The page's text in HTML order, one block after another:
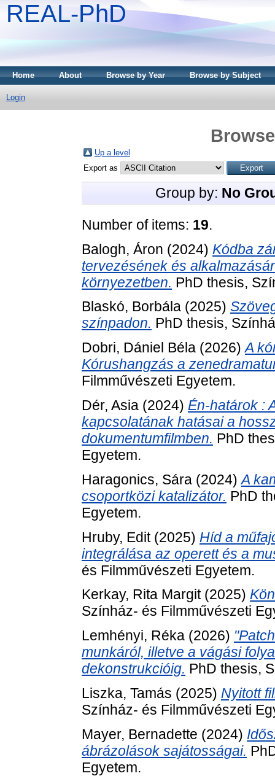
REAL-PhD
Home About Browse by Year Browse by Subject
Login
Up a level
Export as
Group by: No
Number of items: 19.
Balogh, Áron (2024) Kódba
tervezésének és
környezetben. PhD thesis,
Blaskó, Borbála (2025)
színpadon. PhD thesis,
Dobri, Dániel Béla (2026)A
Kórushangzás a
Filmművészeti Egyetem.
Dér, Asia (2024) Én-határok :
kapcsolatának hatásai a
dokumentumfilmben. PhD
Egyetem.
Haragonics, Sára (2024)A
csoportközi katalizátor. PhD
Egyetem.
Hruby, Edit(2025) Híd a
integrálása az operett és a
és Filmművészeti Egyetem.
Kerkay, Rita Margit(2025)
Színház- és Filmművészeti
Lemhényi, Réka (2026)
munkáról, illetve a vágási
dekonstrukcióig. PhD thesis,
Liszka, Tamás (2025) Nyitott
Színház- és Filmművészeti
Mayer, Bernadette (2024)
ábrázolások sajátosságai.
Egyetem.